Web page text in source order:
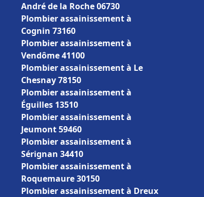
André de la Roche 06730
Plombier assainissement à
Cognin 73160
Plombier assainissement à
Vendôme 41100
Plombier assainissement à Le
Chesnay 78150
Plombier assainissement à
Éguilles 13510
Plombier assainissement à
Jeumont 59460
Plombier assainissement à
Sérignan 34410
Plombier assainissement à
Roquemaure 30150
Plombier assainissement à Dreux